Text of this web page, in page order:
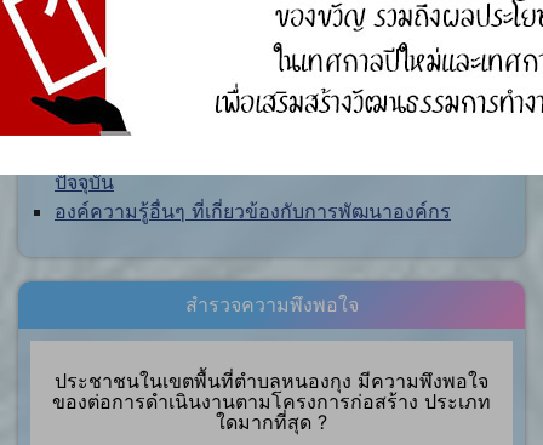
การจัดการความรู้ (KM)
องค์ความรู้ที่สนับสนุน วิสัยทัศน์ พันธกิจ ยุทธศาสตร์
ขององค์กร
องค์ความรู้จากประสบการณ์ที่องค์กรได้สั่งสมมา
ปัจจุบัน
องค์ความรู้อื่นๆ ที่เกี่ยวข้องกับการพัฒนาองค์กร
สำรวจความพึงพอใจ
ประชาชนในเขตพื้นที่ตำบลหนองกุง มีความพึงพอใจ
ของต่อการดำเนินงานตามโครงการก่อสร้าง ประเภท
ใดมากที่สุด ?